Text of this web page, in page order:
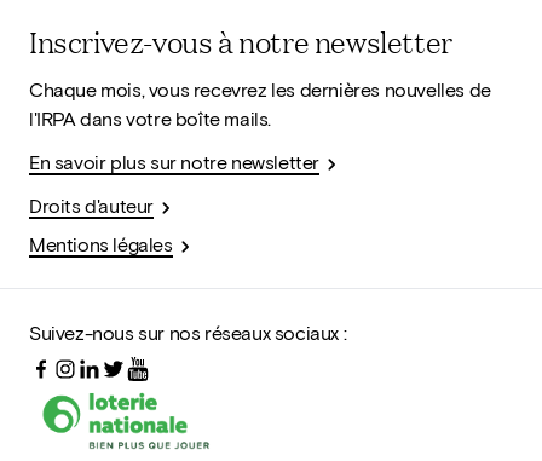
Inscrivez-vous à notre newsletter
Chaque mois, vous recevrez les dernières nouvelles de
l'IRPA dans votre boîte mails.
En savoir plus sur notre newsletter
Droits d'auteur
Mentions légales
Suivez-nous sur nos réseaux sociaux :